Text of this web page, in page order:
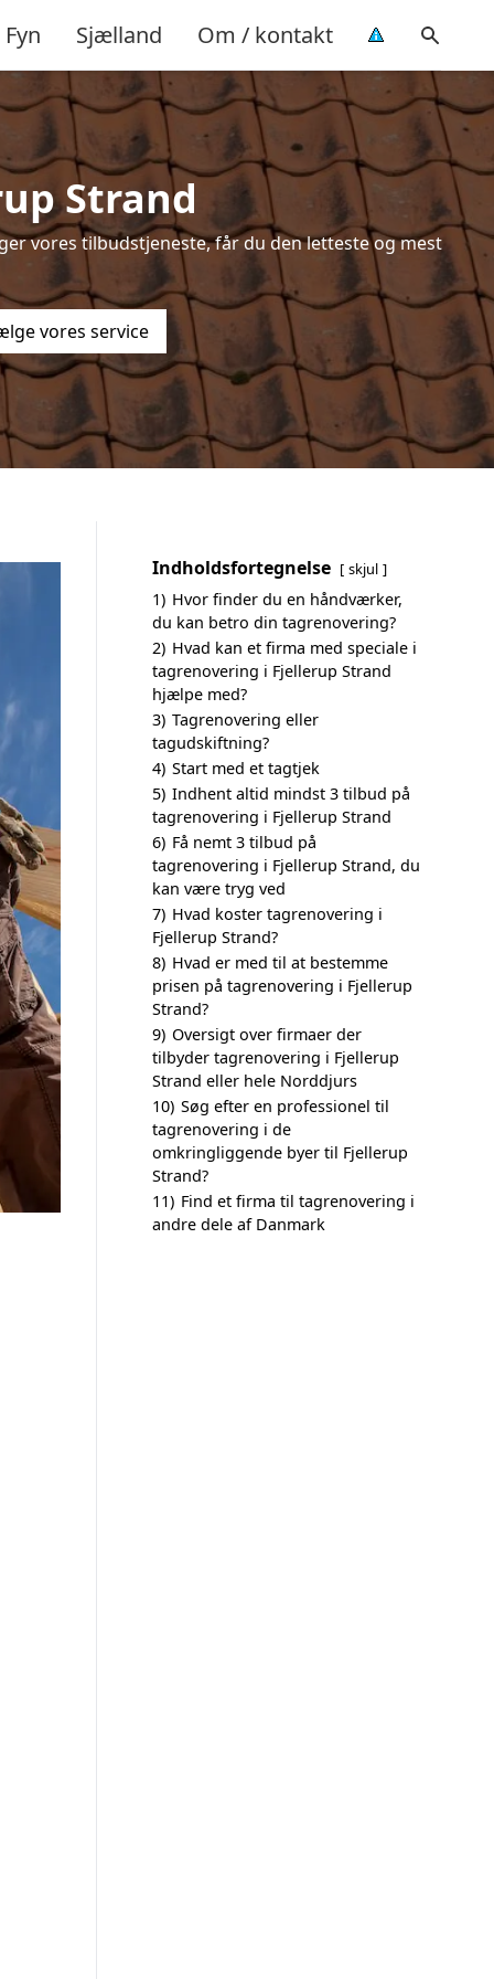
Fyn Sjælland Om / kontakt
Strand
vores tilbudstjeneste, får du den letteste og mest
vores service
Indholdsfortegnelse skjul
1) Hvor finder du en håndværker,
du kan betro din tagrenovering?
2) Hvad kan et firma med speciale i
tagrenovering i Fjellerup Strand
hjælpe med?
3) Tagrenovering eller
tagudskiftning?
4) Start med et tagtjek
5) Indhent altid mindst 3 tilbud på
tagrenovering i Fjellerup Strand
6) Få nemt 3 tilbud på
tagrenovering i Fjellerup Strand, du
kan være tryg ved
7) Hvad koster tagrenovering i
Fjellerup Strand?
8) Hvad er med til at bestemme
prisen på tagrenovering i Fjellerup
Strand?
9) Oversigt over firmaer der
tilbyder tagrenovering i Fjellerup
Strand eller hele Norddjurs
10) Søg efter en professionel til
tagrenovering i de
omkringliggende byer til Fjellerup
Strand?
11) Find et firma til tagrenovering i
andre dele af Danmark